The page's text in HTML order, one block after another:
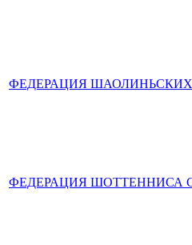
ФЕДЕРАЦИЯ
ФЕДЕРАЦИЯ ШОТТЕННИСА